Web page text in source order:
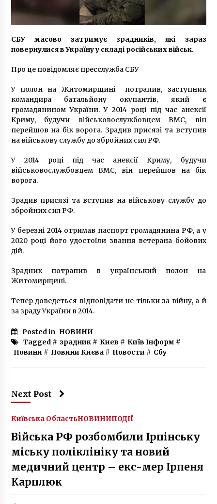
Кличко оцінив Зеленського
Знесення 120-річного будинку Уткіна:
прокуратура почала розслідування
Весною МОЗ дозволить вакцинувати від
коронавірусу дітей старше 5 років
5 років ago
пустили на літак без сертифіката про
вакцинацію
Михайло Врубель – митець, життя якого
нерозривно пов`язане з Києвом
Білоруський екссиловик дав свідчення у
4 роки ago
СБУ масово затримує зрадників, які зараз
повернулися в Україну у складі російських військ.
Про це повідомляє пресслужба СБУ
У полон на Житомирщині потрапив, заступник
командира батальйону окупантів, який є
громадянином України. У 2014 році під час анексії
Криму, будучи військовослужбовцем ВМС, він
перейшов на бік ворога. Зрадив присязі та вступив
на військову службу до збройних сил РФ.
У 2014 році під час анексії Криму, будучи
військовослужбовцем ВМС, він перейшов на бік
ворога.
Зрадив присязі та вступив на військову службу до
збройних сил РФ.
У березні 2014 отримав паспорт громадянина РФ, а у
2020 році його удостоїли звання ветерана бойових
дій.
Зрадник потрапив в український полон на
Житомирщині.
Тепер доведеться відповідати не тільки за війну, а й
за зраду України в 2014.
Posted in НОВИНИ
Tagged # зрадник# Киев # Київ Інформ #
Новини # Новини Києва# Новости # Сбу
Next Post
Київська ОбластьНОВИНИПОДІЇ
Війська РФ розбомбили Ірпінську
міську поліклініку та новий
медичний центр – екс-мер Ірпеня
Карплюк